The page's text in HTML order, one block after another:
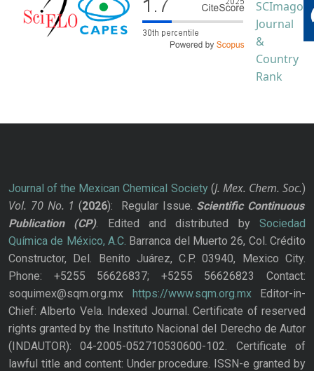
Journal of the Mexican Chemical Society(J. Mex. Chem. Soc.)
Vol. 70 No. 1 (2026): Regular Issue. Scientific Continuous
Publication
(CP). Edited and distributed bySociedad
Química de México, A.C. Barranca del Muerto 26, Col. Crédito
Constructor, Del. Benito Juárez, C.P. 03940, Mexico City.
Phone: +5255 56626837; +5255 56626823 Contact:
soquimex@sqm.org.mx https://www.sqm.org.mxEditor-in-
Chief: Alberto Vela. Indexed Journal. Certificate of reserved
rights granted by the Instituto Nacional del Derecho de Autor
(INDAUTOR): 04-2005-052710530600-102. Certificate of
lawful title and content: Under procedure. ISSN-e granted by